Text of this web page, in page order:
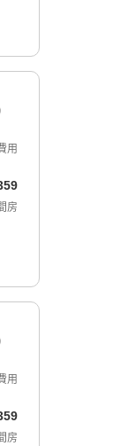
用
房
用
房